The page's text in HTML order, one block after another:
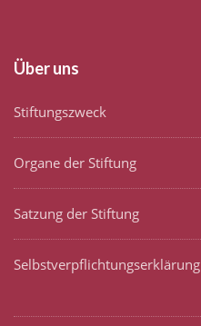
Über uns
Stiftungszweck
Organe der Stiftung
Satzung der Stiftung
Selbstverpflichtungserklärung